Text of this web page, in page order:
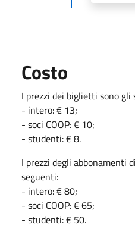
Costo
I prezzi dei biglietti sono gli
- intero: € 13;
- soci COOP: € 10;
- studenti: € 8.
I prezzi degli abbonamenti
seguenti:
- intero: € 80;
- soci COOP: € 65;
- studenti: € 50.